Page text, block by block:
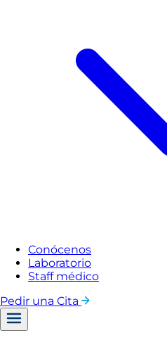
Conócenos
Laboratorio
Staff médico
Pedir una Cita